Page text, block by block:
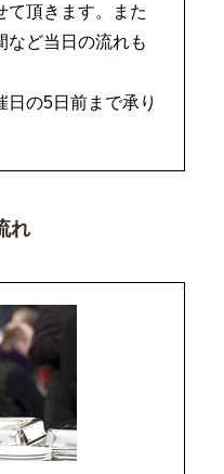
て頂きます。また
など当日の流れも
の5日前まで承り
れ